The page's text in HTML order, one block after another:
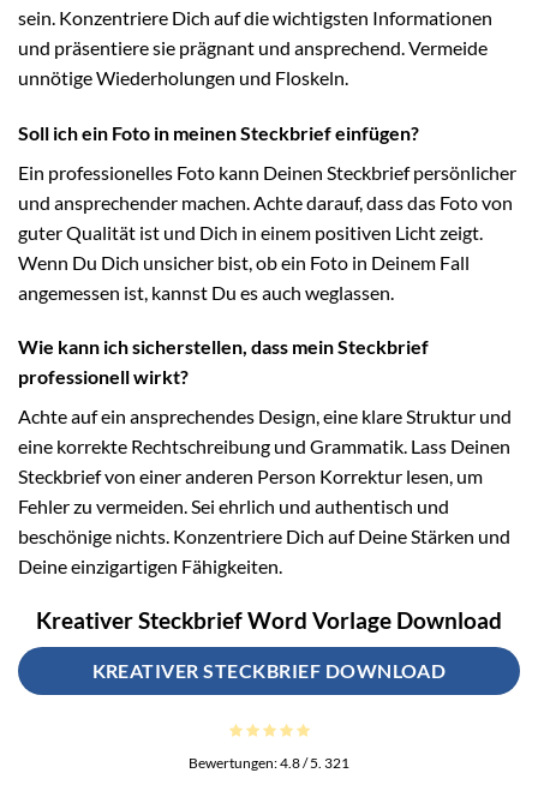
sein. Konzentriere Dich auf die wichtigsten Informationen
und präsentiere sie prägnant und ansprechend. Vermeide
unnötige Wiederholungen und Floskeln.
Soll ich ein Foto in meinen Steckbrief einfügen?
Ein professionelles Foto kann Deinen Steckbrief persönlicher
und ansprechender machen. Achte darauf, dass das Foto von
guter Qualität ist und Dich in einem positiven Licht zeigt.
Wenn Du Dich unsicher bist, ob ein Foto in Deinem Fall
angemessen ist, kannst Du es auch weglassen.
Wie kann ich sicherstellen, dass mein Steckbrief
professionell wirkt?
Achte auf ein ansprechendes Design, eine klare Struktur und
eine korrekte Rechtschreibung und Grammatik. Lass Deinen
Steckbrief von einer anderen Person Korrektur lesen, um
Fehler zu vermeiden. Sei ehrlich und authentisch und
beschönige nichts. Konzentriere Dich auf Deine Stärken und
Deine einzigartigen Fähigkeiten.
Kreativer Steckbrief Word Vorlage Download
KREATIVER STECKBRIEF DOWNLOAD
Bewertungen:4.8/ 5. 321